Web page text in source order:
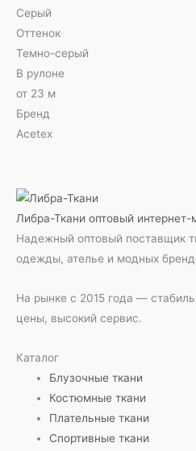
Серый
Оттенок
Темно-серый
В рулоне
от 23 м
Бренд
Acetex
Либра-Ткани оптовый интернет-
Надежный оптовый поставщик
одежды, ателье и модных
На рынке с 2015 года —
цены, высокий сервис.
Каталог
Блузочные ткани
Костюмные ткани
Плательные ткани
Спортивные ткани